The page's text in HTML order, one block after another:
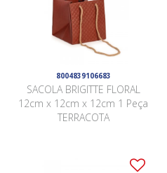
8004839106683
SACOLA BRIGITTE FLORAL
12cm x 12cm x 12cm 1 Peça
TERRACOTA